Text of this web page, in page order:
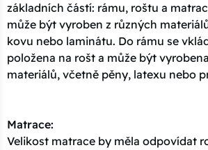
základních částí: rámu, roštu a
může být vyroben z různých
kovu nebo laminátu. Do rámu se
položena na rošt a může být
materiálů, včetně pěny, latexu nebo
Matrace:
Velikost matrace by měla odpovídat